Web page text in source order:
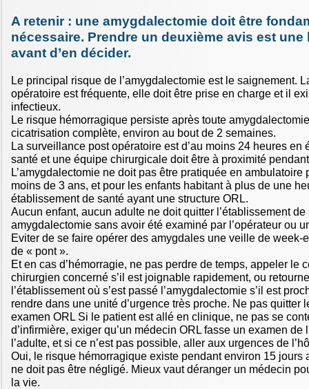
A retenir : une amygdalectomie doit être
nécessaire. Prendre un deuxième avis est
avant d’en décider.
Le principal risque de l’amygdalectomie est le saignement.
opératoire est fréquente, elle doit être prise en charge et il
infectieux.
Le risque hémorragique persiste après toute
cicatrisation complète, environ au bout de 2 semaines.
La surveillance post opératoire est d’au moins 24 heures en
santé et une équipe chirurgicale doit être à proximité
L’amygdalectomie ne doit pas être pratiquée en ambulatoire
moins de 3 ans, et pour les enfants habitant à plus de une
établissement de santé ayant une structure ORL.
Aucun enfant, aucun adulte ne doit quitter l’établissement
amygdalectomie sans avoir été examiné par l’opérateur ou
Eviter de se faire opérer des amygdales une veille de week-
de « pont ».
Et en cas d’hémorragie, ne pas perdre de temps, appeler le
chirurgien concerné s’il est joignable rapidement, ou
l’établissement où s’est passé l’amygdalectomie s’il est
rendre dans une unité d’urgence très proche. Ne pas quitter
examen ORL Si le patient est allé en clinique, ne pas se
d’infirmière, exiger qu’un médecin ORL fasse un examen de
l’adulte, et si ce n’est pas possible, aller aux urgences de
Oui, le risque hémorragique existe pendant environ 15 jours
ne doit pas être négligé. Mieux vaut déranger un médecin
la vie.